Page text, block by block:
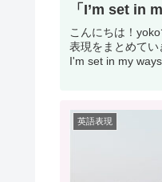
「I’m set in
こんにちは！
表現をまとめてい
I'm set in my
英語表現